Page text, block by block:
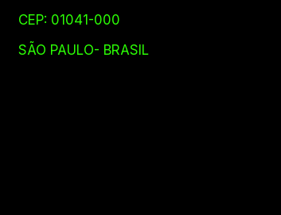
CEP: 01041-000
SÃO PAULO- BRASIL